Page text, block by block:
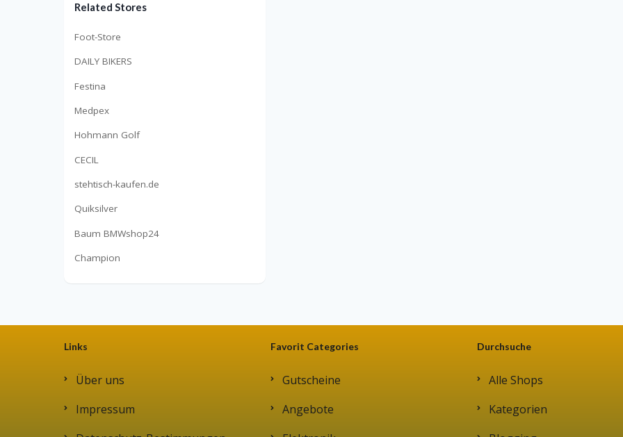
Related Stores
Foot-Store
DAILY BIKERS
Festina
Medpex
Hohmann Golf
CECIL
stehtisch-kaufen.de
Quiksilver
Baum BMWshop24
Champion
Links
Über uns
Impressum
Favorit Categories
Gutscheine
Angebote
Durchsuche
Alle Shops
Kategorien